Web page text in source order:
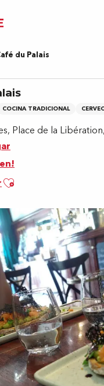
du Palais
COCINA TRADICIONAL
Place de la
Ajouter aux favoris